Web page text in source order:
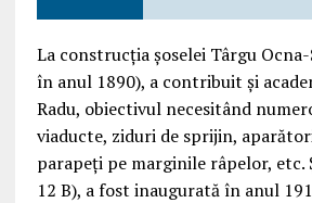
La construcția șoselei Târgu
în anul 1890), a contribuit și
Radu, obiectivul necesitând
viaducte, ziduri de sprijin,
parapeți pe marginile râpelor, etc.
12 B), a fost inaugurată în anul